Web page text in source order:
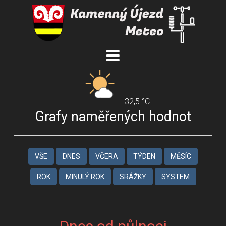
32,5 °C
Grafy naměřených hodnot
VŠE DNES VČERA TÝDEN MĚSÍC
ROK MINULÝ ROK SRÁŽKY SYSTEM